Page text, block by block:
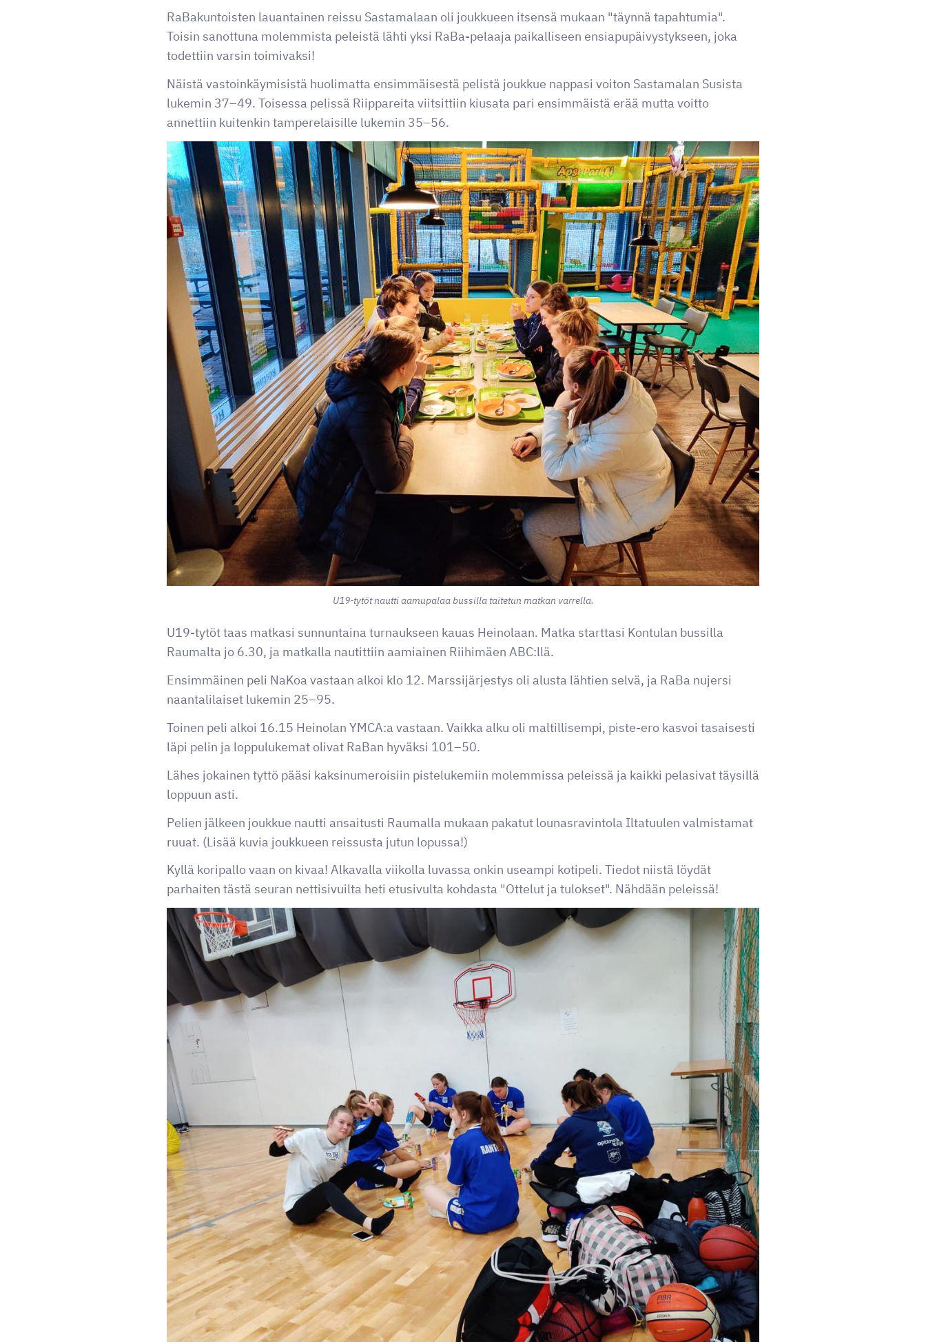
RaBakuntoisten lauantainen reissu Sastamalaan oli joukkueen itsensä mukaan "täynnä tapahtumia".
Toisin sanottuna molemmista peleistä lähti yksi RaBa-pelaaja paikalliseen ensiapupäivystykseen, joka
todettiin varsin toimivaksi!
Näistä vastoinkäymisistä huolimatta ensimmäisestä pelistä joukkue nappasi voiton Sastamalan Susista
lukemin 37–49. Toisessa pelissä Riippareita viitsittiin kiusata pari ensimmäistä erää mutta voitto
annettiin kuitenkin tamperelaisille lukemin 35–56.
U19-tytöt nautti aamupalaa bussilla taitetun matkan varrella.
U19-tytöt taas matkasi sunnuntaina turnaukseen kauas Heinolaan. Matka starttasi Kontulan bussilla
Raumalta jo 6.30, ja matkalla nautittiin aamiainen Riihimäen ABC:llä.
Ensimmäinen peli NaKoa vastaan alkoi klo 12. Marssijärjestys oli alusta lähtien selvä, ja RaBa nujersi
naantalilaiset lukemin 25–95.
Toinen peli alkoi 16.15 Heinolan YMCA:a vastaan. Vaikka alku oli maltillisempi, piste-ero kasvoi tasaisesti
läpi pelin ja loppulukemat olivat RaBan hyväksi 101–50.
Lähes jokainen tyttö pääsi kaksinumeroisiin pistelukemiin molemmissa peleissä ja kaikki pelasivat täysillä
loppuun asti.
Pelien jälkeen joukkue nautti ansaitusti Raumalla mukaan pakatut lounasravintola Iltatuulen valmistamat
ruuat. (Lisää kuvia joukkueen reissusta jutun lopussa!)
Kyllä koripallo vaan on kivaa! Alkavalla viikolla luvassa onkin useampi kotipeli. Tiedot niistä löydät
parhaiten tästä seuran nettisivuilta heti etusivulta kohdasta "Ottelut ja tulokset". Nähdään peleissä!